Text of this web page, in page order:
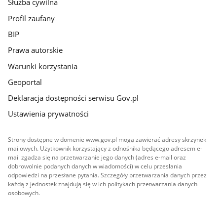
Służba cywilna
Profil zaufany
BIP
Prawa autorskie
Warunki korzystania
Geoportal
Deklaracja dostępności serwisu Gov.pl
Ustawienia prywatności
Strony dostępne w domenie www.gov.pl mogą zawierać adresy skrzynek
mailowych. Użytkownik korzystający z odnośnika będącego adresem e-
mail zgadza się na przetwarzanie jego danych (adres e-mail oraz
dobrowolnie podanych danych w wiadomości) w celu przesłania
odpowiedzi na przesłane pytania. Szczegóły przetwarzania danych przez
każdą z jednostek znajdują się w ich politykach przetwarzania danych
osobowych.